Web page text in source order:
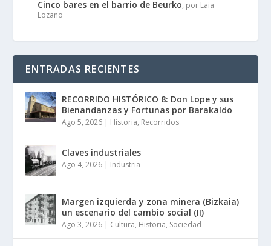
Cinco bares en el barrio de Beurko, por Laia
Lozano
ENTRADAS RECIENTES
RECORRIDO HISTÓRICO 8: Don Lope y sus
Bienandanzas y Fortunas por Barakaldo
Ago 5, 2026 | Historia, Recorridos
Claves industriales
Ago 4, 2026 | Industria
Margen izquierda y zona minera (Bizkaia)
un escenario del cambio social (II)
Ago 3, 2026 | Cultura, Historia, Sociedad